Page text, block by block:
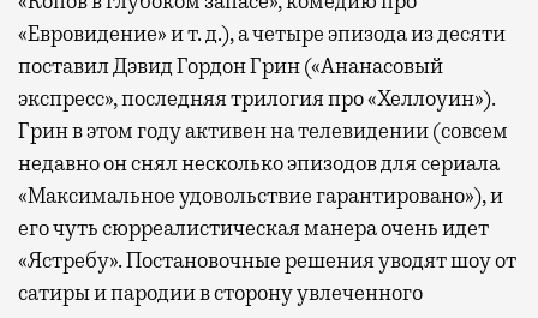
«Евровидение» и т. д.), а четыре эпизода из десяти
поставил Дэвид Гордон Грин («Ананасовый
экспресс», последняя трилогия про «Хеллоуин»).
Грин в этом году активен на телевидении (совсем
недавно он снял несколько эпизодов для сериала
«Максимальное удовольствие гарантировано»), и
его чуть сюрреалистическая манера очень идет
«Ястребу». Постановочные решения уводят шоу от
сатиры и пародии в сторону увлеченного